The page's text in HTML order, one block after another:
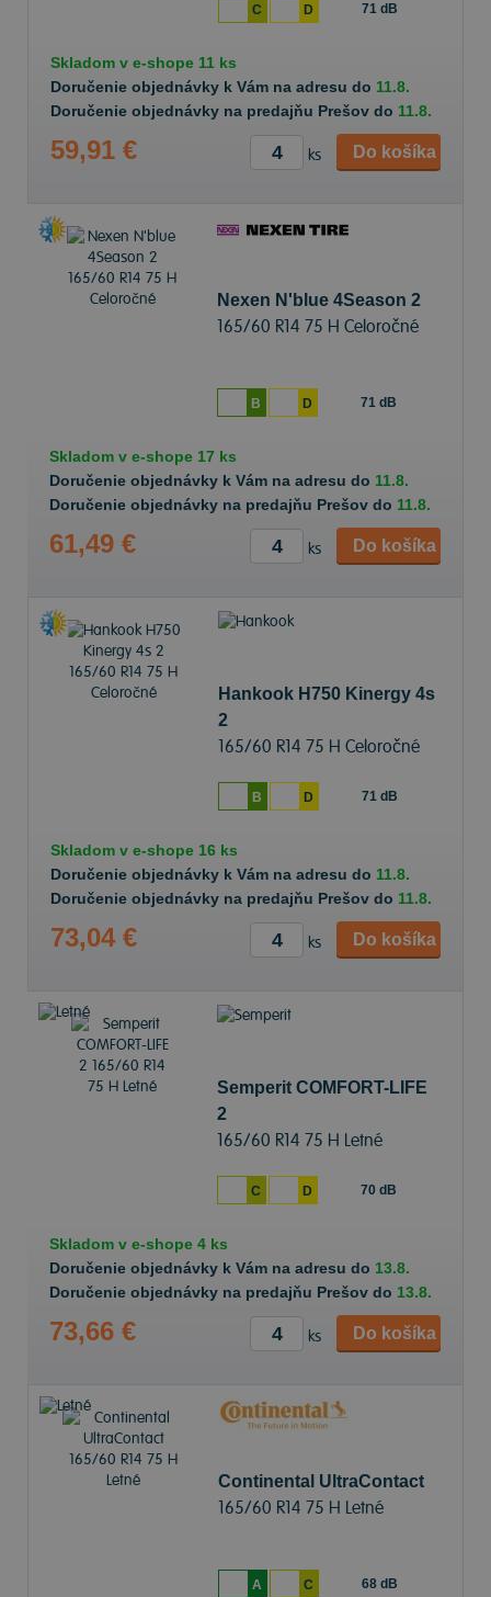
C D 71 dB
Skladom v e-shope 11 ks
Doručenie objednávky k Vám na adresu do 11.8.
Doručenie objednávky na predajňu Prešov do 11.8.
59,91 € ks Do košíka
Nexen N'blue 4Season 2
165/60 R14 75 H Celoročné
B D 71 dB
Skladom v e-shope 17 ks
Doručenie objednávky k Vám na adresu do 11.8.
Doručenie objednávky na predajňu Prešov do 11.8.
61,49 € ks Do košíka
Hankook H750 Kinergy 4s
2
165/60 R14 75 H Celoročné
B D 71 dB
Skladom v e-shope 16 ks
Doručenie objednávky k Vám na adresu do 11.8.
Doručenie objednávky na predajňu Prešov do 11.8.
73,04 € ks Do košíka
Semperit COMFORT-LIFE
2
165/60 R14 75 H Letné
C D 70 dB
Skladom v e-shope 4 ks
Doručenie objednávky k Vám na adresu do 13.8.
Doručenie objednávky na predajňu Prešov do 13.8.
73,66 € ks Do košíka
Continental UltraContact
165/60 R14 75 H Letné
A C 68 dB